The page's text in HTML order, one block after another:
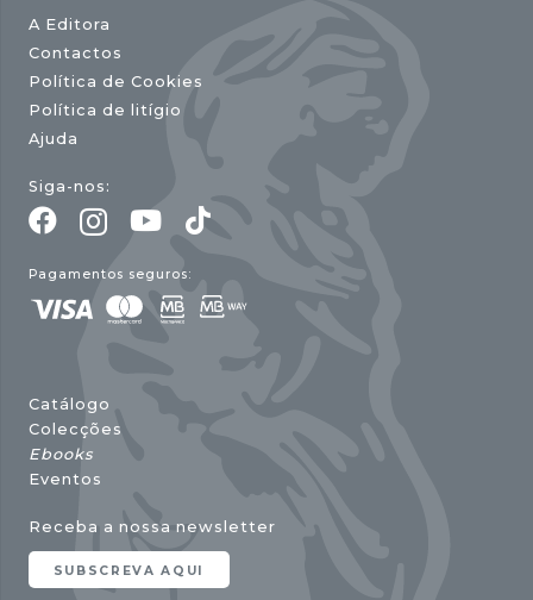
A Editora
Contactos
Política de Cookies
Política de litígio
Ajuda
Siga-nos:
Pagamentos seguros:
Catálogo
Colecções
Ebooks
Eventos
Receba a nossa newsletter
SUBSCREVA AQUI